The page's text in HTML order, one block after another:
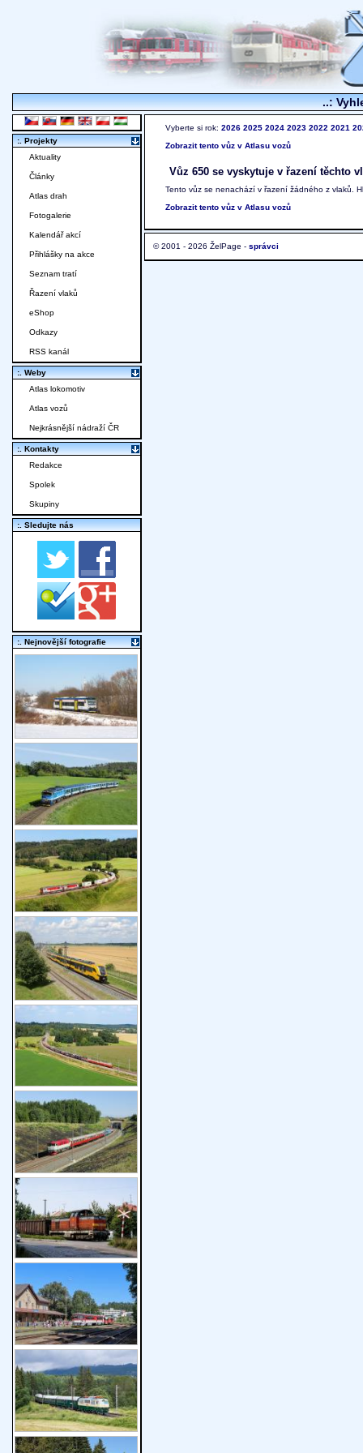
..:
Vyberte si rok: 2026 2025 2024 2023 2022 2021
Zobrazit tento vůz v Atlasu vozů
Vůz 650 se vyskytuje v řazení těchto
Tento vůz se nenachází v řazení žádného z vlaků.
Zobrazit tento vůz v Atlasu vozů
© 2001 - 2026 ŽelPage - správci
:. Projekty
Aktuality
Články
Atlas drah
Fotogalerie
Kalendář akcí
Přihlášky na akce
Seznam tratí
Řazení vlaků
eShop
Odkazy
RSS kanál
:. Weby
Atlas lokomotiv
Atlas vozů
Nejkrásnější nádraží ČR
:. Kontakty
Redakce
Spolek
Skupiny
:. Sledujte nás
:. Nejnovější fotografie